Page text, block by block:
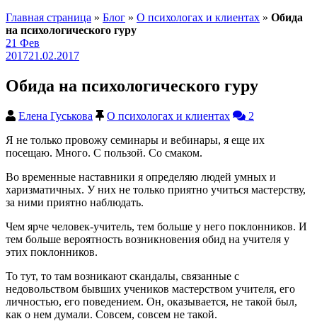
Главная страница » Блог » О психологах и клиентах » Обида
на психологического гуру
21 Фев
201721.02.2017
Обида на психологического гуру
Елена Гуськова О психологах и клиентах
2
Я не только провожу семинары и вебинары, я еще их
посещаю. Много. С пользой. Со смаком.
Во временные наставники я определяю людей умных и
харизматичных. У них не только приятно учиться мастерству,
за ними приятно наблюдать.
Чем ярче человек-учитель, тем больше у него поклонников. И
тем больше вероятность возникновения обид на учителя у
этих поклонников.
То тут, то там возникают скандалы, связанные с
недовольством бывших учеников мастерством учителя, его
личностью, его поведением. Он, оказывается, не такой был,
как о нем думали. Совсем, совсем не такой.